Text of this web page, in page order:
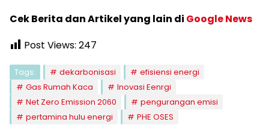
Cek Berita dan Artikel yang lain di Google News
Post Views: 247
Tags: dekarbonisasi
efisiensi energi
Gas Rumah Kaca
Inovasi Eenrgi
Net Zero Emission 2060
pengurangan emisi
pertamina hulu energi
PHE OSES